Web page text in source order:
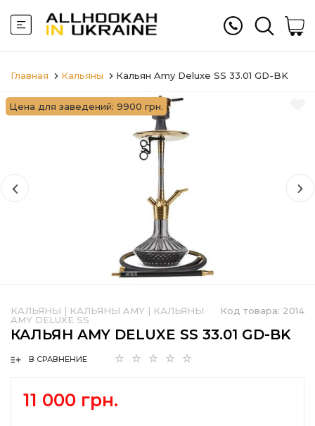
Главная Кальяны Кальян Amy Deluxe SS 33.01 GD-BK
Цена для заведений: 9900 грн.
Код товара: 2014
КАЛЬЯНЫ | КАЛЬЯНЫ AMY | КАЛЬЯНЫ
AMY DELUXE SS
КАЛЬЯН AMY DELUXE SS 33.01 GD-BK
В СРАВНЕНИЕ
11 000 грн.